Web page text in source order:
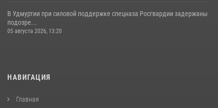
В Удмуртии при силовой поддержке спецназа Росгвардии задержаны
подозре...
05 августа 2026, 13:20
НАВИГАЦИЯ
Главная